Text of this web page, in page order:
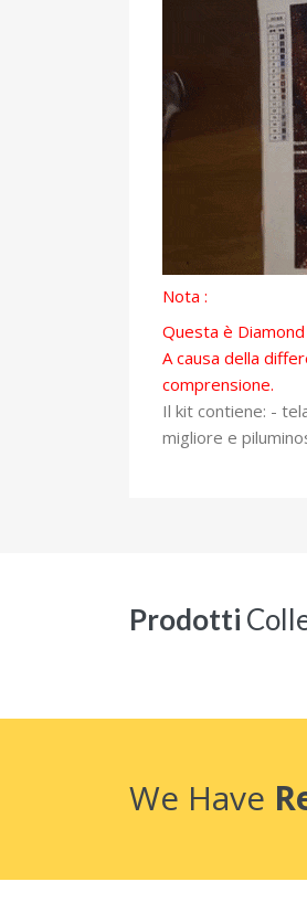
Nota :
Questa è
A causa della
comprensione.
Il kit contiene: -
migliore e
Prodotti
We Have